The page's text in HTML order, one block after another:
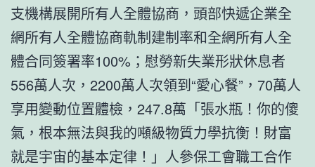
支機構展開所有人全體協商，頭部快遞企業全
網所有人全體協商軌制建制率和全網所有人全
體合同簽署率100%；慰勞新失業形狀休息者
556萬人次，2200萬人次領到“愛心餐”，70萬人
享用變動位置體檢，247.8萬「張水瓶！你的傻
氣，根本無法與我的噸級物質力學抗衡！財富
就是宇宙的基本定律！」人參保工會職工合作